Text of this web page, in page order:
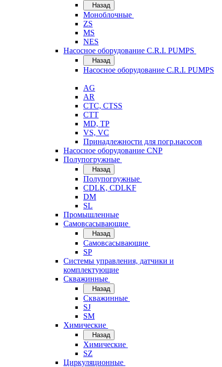
Назад
Моноблочные
ZS
MS
NES
Насосное оборудование C.R.I. PUMPS
Назад
Насосное оборудование C.R.I. PUMPS
AG
AR
CTC, CTSS
CTT
MD, TP
VS, VC
Принадлежности для погр.насосов
Насосное оборудование CNP
Полупогружные
Назад
Полупогружные
CDLK, CDLKF
DM
SL
Промышленные
Самовсасывающие
Назад
Самовсасывающие
SP
Системы управления, датчики и
комплектующие
Скважинные
Назад
Скважинные
SJ
SM
Химические
Назад
Химические
SZ
Циркуляционные